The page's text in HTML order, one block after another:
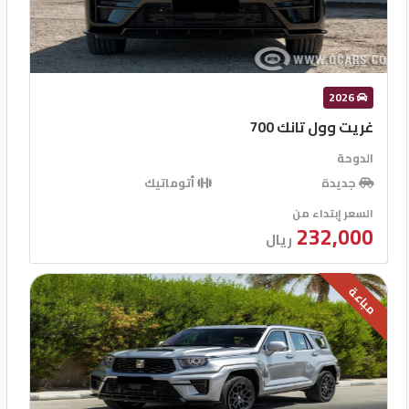
2026
غريت وول تانك 700
الدوحة
جديدة
أتوماتيك
السعر إبتداء من
232,000 ريال
مباعة